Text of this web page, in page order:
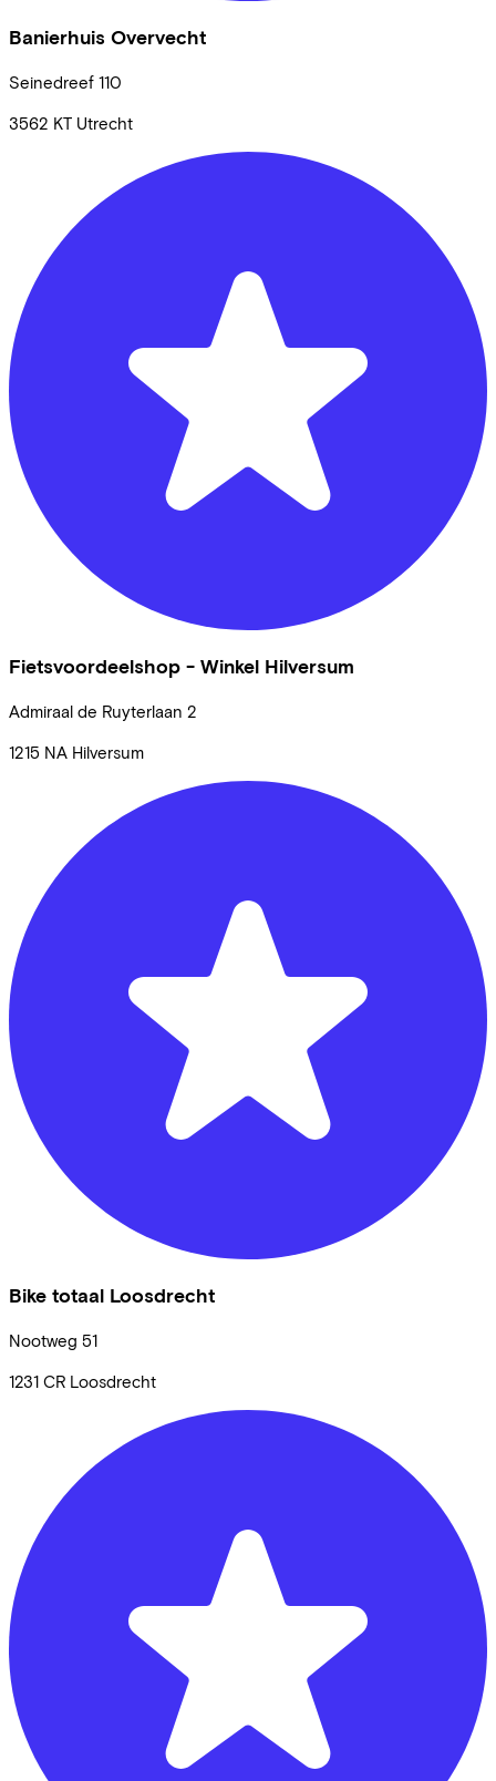
Banierhuis Overvecht
Seinedreef 110
3562 KT Utrecht
Fietsvoordeelshop - Winkel Hilversum
Admiraal de Ruyterlaan 2
1215 NA Hilversum
Bike totaal Loosdrecht
Nootweg 51
1231 CR Loosdrecht